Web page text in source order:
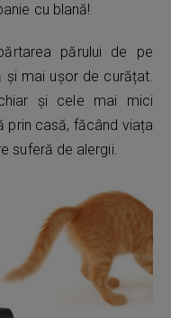
cu blană!
părului de pe
și mai ușor de curățat.
și cele mai mici
prin casă, făcând viața
suferă de alergii.